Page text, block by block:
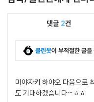
제8회 중국국제동만절’금후상
주얼로 관객들로부터 많은 사
분위기 이상으로 아름답게 표
낸 것은 물론, 실제 장소와 싱
댓글 2건
클린봇이 부적절한 글을
미야자키 하야오 다음으로
도 기대하겠습니다~ㅎㅎ